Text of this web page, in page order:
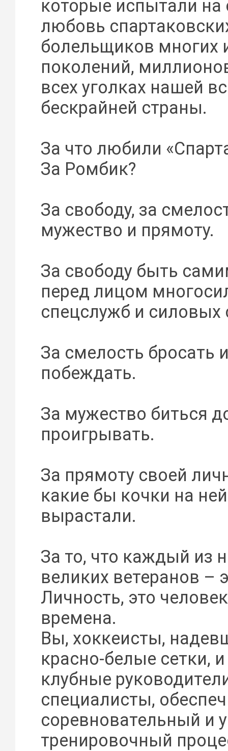
которые испытали на
любовь
болельщиков многих
поколений,
всех уголках нашей
бескрайней страны.
За что любили
За Ромбик?
За свободу, за
мужество и прямоту.
За свободу быть
перед лицом
спецслужб и силовых
За смелость бросать
побеждать.
За мужество биться
проигрывать.
За прямоту своей
какие бы кочки на
вырастали.
За то, что каждый из
великих ветеранов –
Личность, это
времена.
Вы, хоккеисты,
красно-белые сетки,
клубные
специалисты,
соревновательный и
тренировочный